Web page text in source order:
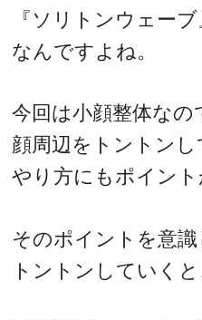
『ソリトンウェー
なんですよね。
今回は小顔整体なの
顔周辺をトントンし
やり方にもポイント
そのポイントを意識
トントンしていくと